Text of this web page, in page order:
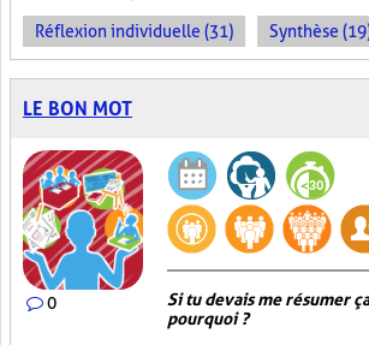
Réflexion individuelle (31) Synthèse
LE BON MOT
0
Si tu devais me résumer
pourquoi ?